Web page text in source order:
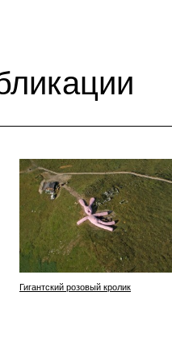
Гигантский розовый кролик